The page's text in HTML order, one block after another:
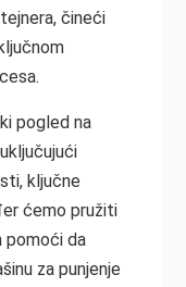
čineći
pogled na
ključne
ćemo pružiti
pomoći da
za punjenje